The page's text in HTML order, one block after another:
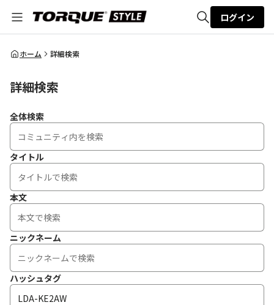
全体検索
ログイン
ホーム 詳細検索
詳細検索
全体検索
タイトル
本文
ニックネーム
ハッシュタグ